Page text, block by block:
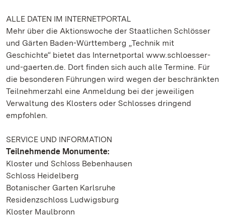
ALLE DATEN IM INTERNETPORTAL
Mehr über die Aktionswoche der Staatlichen Schlösser
und Gärten Baden-Württemberg „Technik mit
Geschichte“ bietet das Internetportal www.schloesser-
und-gaerten.de. Dort finden sich auch alle Termine. Für
die besonderen Führungen wird wegen der beschränkten
Teilnehmerzahl eine Anmeldung bei der jeweiligen
Verwaltung des Klosters oder Schlosses dringend
empfohlen.
SERVICE UND INFORMATION
Teilnehmende Monumente:
Kloster und Schloss Bebenhausen
Schloss Heidelberg
Botanischer Garten Karlsruhe
Residenzschloss Ludwigsburg
Kloster Maulbronn